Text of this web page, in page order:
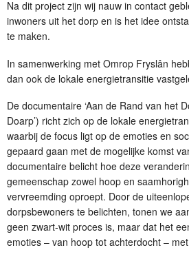
Na dit project zijn wij nauw in contact
inwoners uit het dorp en is het idee
te maken.
In samenwerking met Omrop Fryslân
dan ook de lokale energietransitie
De documentaire ‘Aan de Rand van het
Doarp’) richt zich op de lokale
waarbij de focus ligt op de emoties en
gepaard gaan met de mogelijke komst
documentaire belicht hoe deze
gemeenschap zowel hoop en
vervreemding oproept. Door de
dorpsbewoners te belichten, tonen we
geen zwart-wit proces is, maar dat het
emoties – van hoop tot achterdocht –